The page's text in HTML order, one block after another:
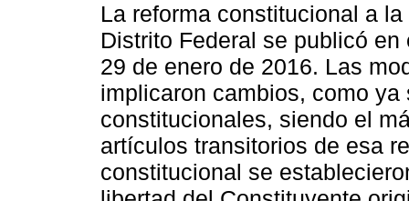
La reforma constitucional a
Distrito Federal se publicó
29 de enero de 2016. Las
implicaron cambios, como
constitucionales, siendo el
artículos transitorios de esa
constitucional se